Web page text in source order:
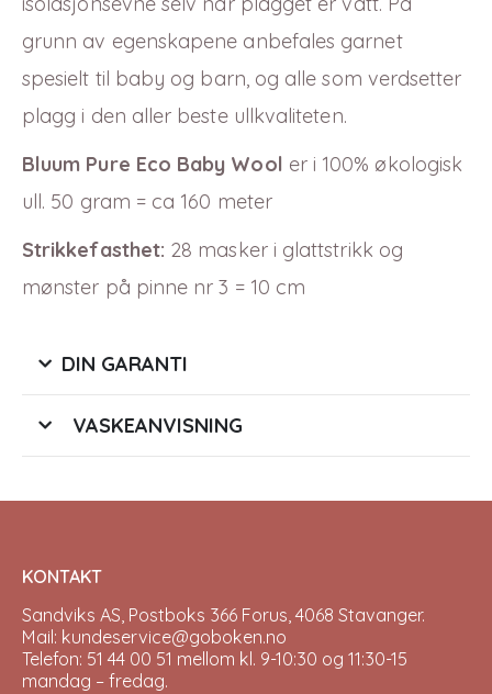
grunn av egenskapene anbefales garnet
spesielt til baby og barn, og alle som verdsetter
plagg i den aller beste ullkvaliteten.
Bluum Pure Eco Baby Wool er i 100% økologisk
ull. 50 gram = ca 160 meter
Strikkefasthet: 28 masker i glattstrikk og
mønster på pinne nr 3 = 10 cm
DIN GARANTI
VASKEANVISNING
KONTAKT
Sandviks AS, Postboks 366 Forus, 4068 Stavanger.
Mail: kundeservice@goboken.no
Telefon: 51 44 00 51 mellom kl. 9-10:30 og 11:30-15
mandag – fredag.